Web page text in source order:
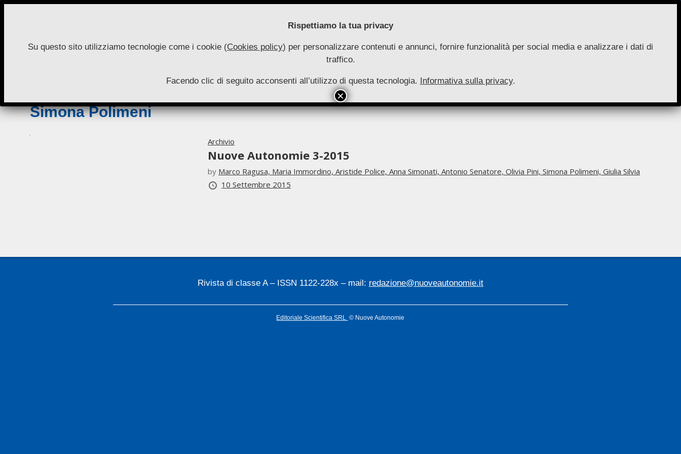
Skip
Autonomie
Primary
Navigation
COLLANA ARCHIVIO
Simona Polimeni
Archivio
Nuove Autonomie 3-2015
by Marco Ragusa, Maria Immordino,Aristide Police,Anna Simonati,Antonio Senatore,Olivia Pini,Simona Polimeni,Giulia Silvia
10 Settembre 2015
Rivista di classe A – ISSN 1122-228x – mail: redazione@nuoveautonomie.it
Editoriale Scientifica SRL © Nuove Autonomie
Rispettiamo la tua privacy
Su questo sito utilizziamo tecnologie come i cookie (Cookies policy) per personalizzare contenuti e annunci, fornire funzionalità per social media e analizzare i dati di
traffico.
Facendo clic di seguito acconsenti all’utilizzo di questa tecnologia. Informativa sulla privacy.